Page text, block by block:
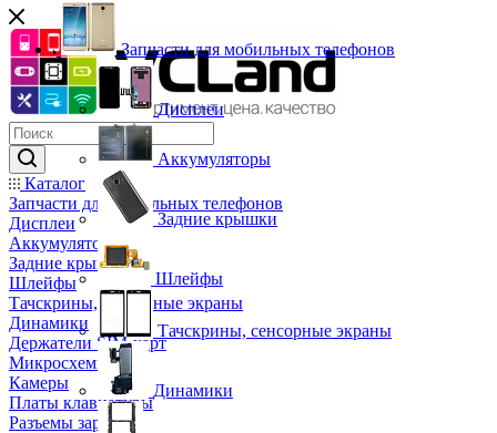
Каталог
Запчасти для мобильных телефонов
Дисплеи
Аккумуляторы
Задние крышки
Шлейфы
Тачскрины, сенсорные экраны
Динамики
Держатели SIM-карт
Микросхемы
Камеры
Платы клавиатуры
Разъемы зарядки
Запчасти для мобильных телефонов
Дисплеи
Аккумуляторы
Задние крышки
Шлейфы
Тачскрины, сенсорные экраны
Динамики